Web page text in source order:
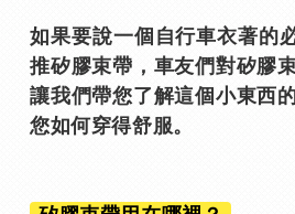
如果要說一個自行車衣著的
推矽膠束帶，車友們對矽膠
讓我們帶您了解這個小東西
您如何穿得舒服。